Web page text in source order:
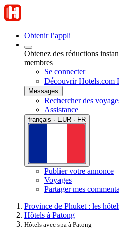
Obtenir l’appli
Obtenez des réductions
membres
Se connecter
Découvrir Hotels.com
Messages
Rechercher des
Assistance
français · EUR · FR
Publier votre annonce
Voyages
Partager mes
Province de Phuket : les
Hôtels à Patong
Hôtels avec spa à Patong